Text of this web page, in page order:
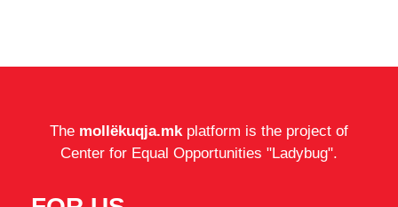
The mollëkuqja.mkplatform is the project of
Center for Equal Opportunities "Ladybug".